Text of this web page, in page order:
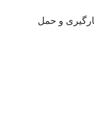
و حمل